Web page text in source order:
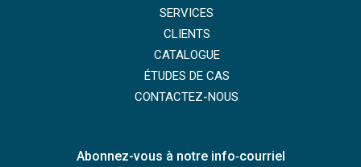
SERVICES
CLIENTS
CATALOGUE
ÉTUDES DE CAS
CONTACTEZ-NOUS
Abonnez-vous à notre info‑courriel